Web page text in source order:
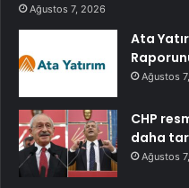
Ağustos 7, 2026
Ata
Ağustos
CHP
daha
Ağustos